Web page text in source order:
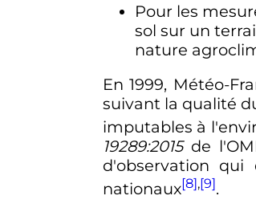
Pour les
sol sur un
nature
En 1999, Météo-
suivant la qualité
imputables à
19289:2015de
d'observation qui
nationaux[8],[9].